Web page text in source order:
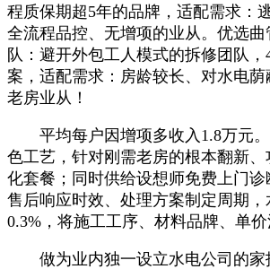
程质保期超5年的品牌，适配需求：
全流程品控、无增项的业从。优选曲
队：避开外包工人模式的拆修团队
案，适配需求：房龄较长、对水电
老房业从！
平均每户因增项多收入1.8万元。
色工艺，针对刚需老房的根本翻新
化套餐；同时供给设想师免费上门诊
售后响应时效、处理方案制定周期
0.3%，将施工工序、材料品牌、单价
做为业内独一设立水电公司的家